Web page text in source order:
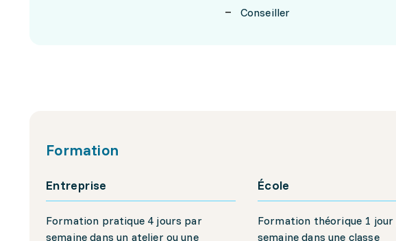
Conseiller
Formation
Entreprise
Formation pratique 4 jours par
semaine dans un atelier ou une
École
Formation théorique 1
semaine dans une classe